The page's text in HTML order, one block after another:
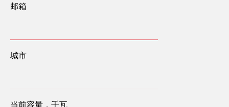
邮箱
城市
当前容量，千瓦